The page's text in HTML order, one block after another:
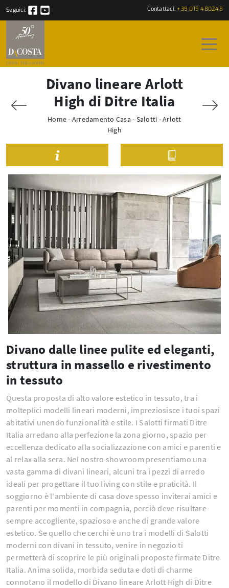
Seguici: Contattaci: +39 019 480248
Divano lineare Arlott
High di Ditre Italia
Home- Arredamento Casa - Salotti -Arlott
High
Divano dalle linee pulite ed eleganti,
struttura in massello e rivestimento
in tessuto
Questa proposta di alto valore estetico in tessuto, tra i
molteplici modelli lineari moderni, impreziosisce i tuoi spazi
abitativi unendo funzionalità e stile. I Salotti firmati Ditre
Italia arredano alla perfezione la zona giorno, spazio per
eccellenza dedicato alla socializzazione con amici e parenti e
al relax alla sera. Nel nostro showroom presentiamo una
vasta gamma di divani lineari, alcuni tra i pezzi di arredo
ideali per progettare il tuo living con stile e praticità. Il
soggiorno è l'ambiente di casa dove spesso inviterai amici e
parenti per momenti in compagnia, perciò deve risultare
sempre accogliente, spazioso e anche di grande valore
estetico. Se quello che cerchi è uno tra i modelli di Salotti
moderni con divani in tessuto, venire in negozio ti
permetterà di scoprire le più originali proposte firmate Ditre
Italia. Anima solida, morbida seduta e doti di charme
connotano il modello di Divano lineare Arlott High di Ditre